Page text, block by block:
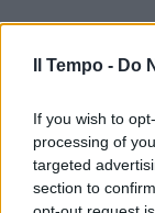
Il Tempo - Do
If you wish to
processing of
targeted
section to